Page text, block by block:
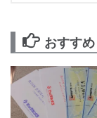
おすすめ